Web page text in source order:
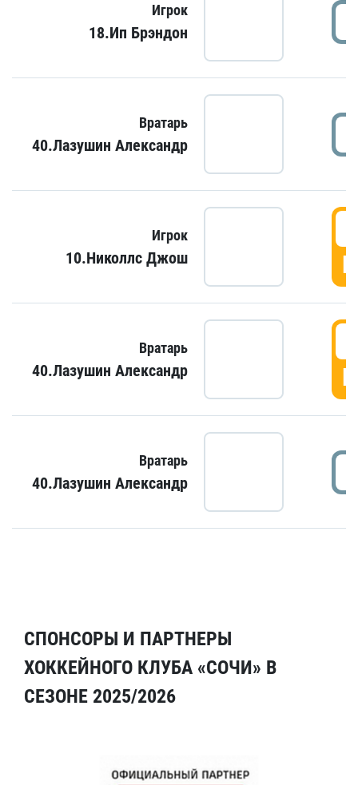
Игрок
18.Ип Брэндон
Вратарь
40.Лазушин Александр
Игрок
10.Николлс Джош
Вратарь
40.Лазушин Александр
Вратарь
40.Лазушин Александр
СПОНСОРЫ И ПАРТНЕРЫ
ХОККЕЙНОГО КЛУБА «СОЧИ» В
СЕЗОНЕ 2025/2026